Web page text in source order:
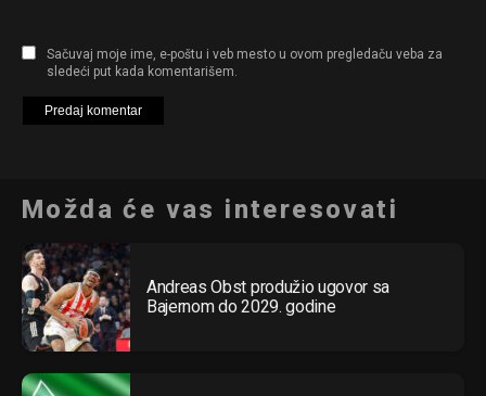
Sačuvaj moje ime, e-poštu i veb mesto u ovom pregledaču veba za
sledeći put kada komentarišem.
Možda će vas interesovati
Andreas Obst produžio ugovor sa
Bajernom do 2029. godine